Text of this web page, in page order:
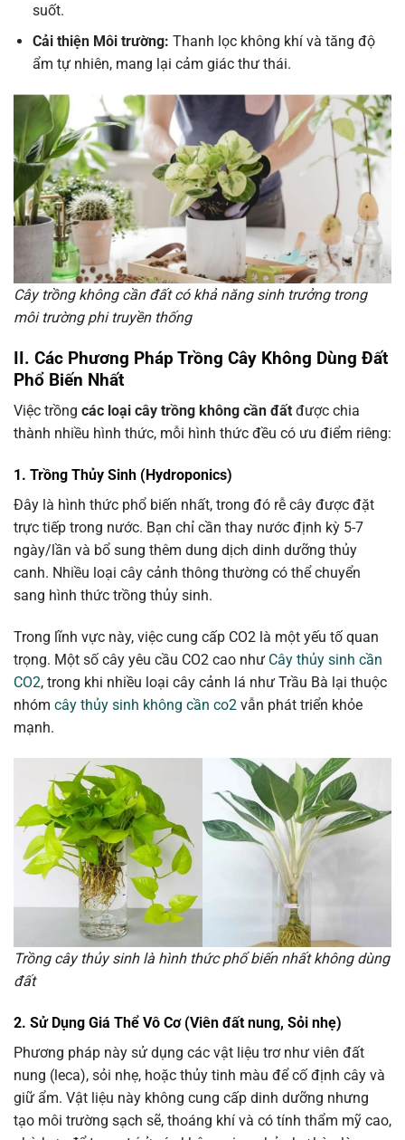
suốt.
Cải thiện Môi trường: Thanh lọc không khí và tăng độ
ẩm tự nhiên, mang lại cảm giác thư thái.
Cây trồng không cần đất có khả năng sinh trưởng trong
môi trường phi truyền thống
II. Các Phương Pháp Trồng Cây Không Dùng Đất
Phổ Biến Nhất
Việc trồng các loại cây trồng không cần đất được chia
thành nhiều hình thức, mỗi hình thức đều có ưu điểm riêng:
1. Trồng Thủy Sinh (Hydroponics)
Đây là hình thức phổ biến nhất, trong đó rễ cây được đặt
trực tiếp trong nước. Bạn chỉ cần thay nước định kỳ 5-7
ngày/lần và bổ sung thêm dung dịch dinh dưỡng thủy
canh. Nhiều loại cây cảnh thông thường có thể chuyển
sang hình thức trồng thủy sinh.
Trong lĩnh vực này, việc cung cấp CO2 là một yếu tố quan
trọng. Một số cây yêu cầu CO2 cao như Cây thủy sinh cần
CO2, trong khi nhiều loại cây cảnh lá như Trầu Bà lại thuộc
nhóm cây thủy sinh không cần co2 vẫn phát triển khỏe
mạnh.
Trồng cây thủy sinh là hình thức phổ biến nhất không dùng
đất
2. Sử Dụng Giá Thể Vô Cơ (Viên đất nung, Sỏi nhẹ)
Phương pháp này sử dụng các vật liệu trơ như viên đất
nung (leca), sỏi nhẹ, hoặc thủy tinh màu để cố định cây và
giữ ẩm. Vật liệu này không cung cấp dinh dưỡng nhưng
tạo môi trường sạch sẽ, thoáng khí và có tính thẩm mỹ cao,